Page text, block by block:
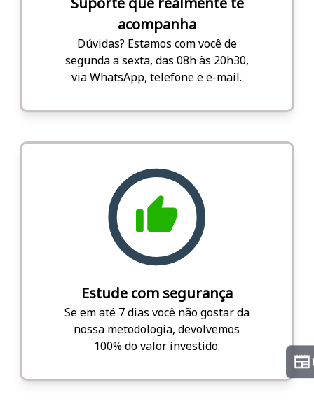
acompanha
Dúvidas? Estamos com você de
segunda a sexta, das 08h às 20h30,
via WhatsApp, telefone e e-mail.
Estude com segurança
Se em até 7 dias você não gostar da
nossa metodologia, devolvemos
100% do valor investido.